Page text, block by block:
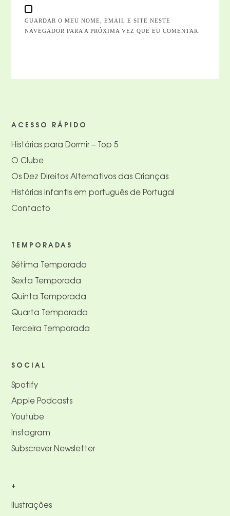
GUARDAR O MEU NOME, EMAIL E SITE NESTE
NAVEGADOR PARA A PRÓXIMA VEZ QUE EU COMENTAR.
ACESSO RÁPIDO
Histórias para Dormir – Top 5
O Clube
Os Dez Direitos Alternativos das Crianças
Histórias infantis em português de Portugal
Contacto
TEMPORADAS
Sétima Temporada
Sexta Temporada
Quinta Temporada
Quarta Temporada
Terceira Temporada
SOCIAL
Spotify
Apple Podcasts
Youtube
Instagram
Subscrever Newsletter
+
Ilustrações